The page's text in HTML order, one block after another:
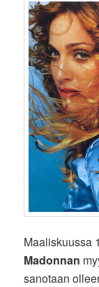
Maaliskuussa
Madonnan
sanotaan